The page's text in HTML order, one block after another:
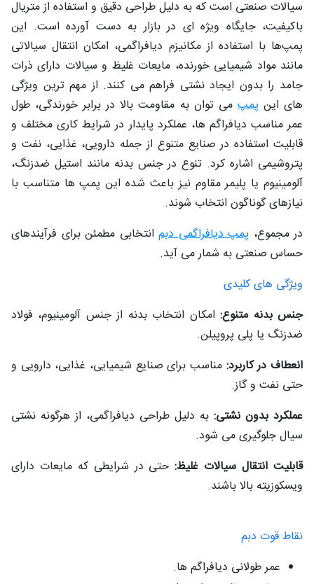
سیالات صنعتی است که به دلیل طراحی دقیق و استفاده از متریال
باکیفیت، جایگاه ویژه‌ ای در بازار به دست آورده است. این
پمپ‌ها با استفاده از مکانیزم دیافراگمی، امکان انتقال سیالاتی
مانند مواد شیمیایی خورنده، مایعات غلیظ و سیالات دارای ذرات
جامد را بدون ایجاد نشتی فراهم می‌ کنند. از مهم ترین ویژگی‌
های اینپمپمی‌ توان به مقاومت بالا در برابر خورندگی، طول
عمر مناسب دیافراگم‌ ها، عملکرد پایدار در شرایط کاری مختلف و
قابلیت استفاده در صنایع متنوع از جمله دارویی، غذایی، نفت و
پتروشیمی اشاره کرد. تنوع در جنس بدنه مانند استیل ضدزنگ،
آلومینیوم یا پلیمر مقاوم نیز باعث شده این پمپ‌ ها متناسب با
نیازهای گوناگون انتخاب شوند.
در مجموع، پمپ دیافراگمی دبم انتخابی مطمئن برای فرآیندهای
حساس صنعتی به شمار می‌ آید.
ویژگی‌ های کلیدی
جنس بدنه متنوع: امکان انتخاب بدنه از جنس آلومینیوم، فولاد
ضدزنگ یا پلی‌ پروپیلن.
انعطاف در کاربرد: مناسب برای صنایع شیمیایی، غذایی، دارویی و
حتی نفت و گاز.
عملکرد بدون نشتی: به دلیل طراحی دیافراگمی، از هرگونه نشتی
سیال جلوگیری می‌ شود.
قابلیت انتقال سیالات غلیظ:حتی در شرایطی که مایعات دارای
ویسکوزیته بالا باشند.
نقاط قوت دبم
عمر طولانی دیافراگم‌ ها.